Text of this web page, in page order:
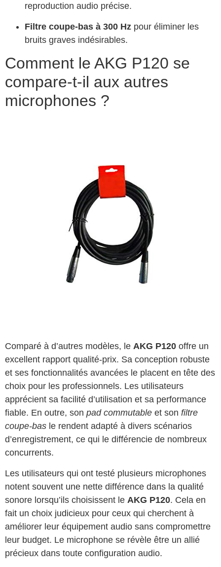
reproduction audio précise.
Filtre coupe-bas à 300 Hz pour éliminer les
bruits graves indésirables.
Comment le AKG P120 se
compare-t-il aux autres
microphones ?
Comparé à d’autres modèles, le AKG P120 offre un
excellent rapport qualité-prix. Sa conception robuste
et ses fonctionnalités avancées le placent en tête des
choix pour les professionnels. Les utilisateurs
apprécient sa facilité d’utilisation et sa performance
fiable. En outre, son pad commutable et son filtre
coupe-bas le rendent adapté à divers scénarios
d’enregistrement, ce qui le différencie de nombreux
concurrents.
Les utilisateurs qui ont testé plusieurs microphones
notent souvent une nette différence dans la qualité
sonore lorsqu’ils choisissent le AKG P120. Cela en
fait un choix judicieux pour ceux qui cherchent à
améliorer leur équipement audio sans compromettre
leur budget. Le microphone se révèle être un allié
précieux dans toute configuration audio.